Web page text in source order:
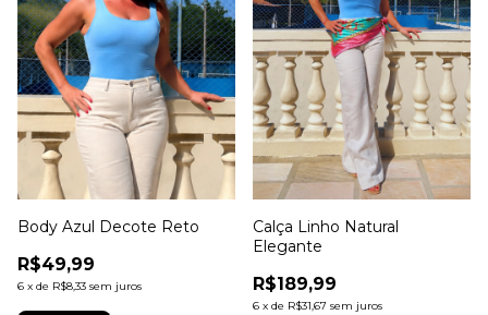
Body Azul Decote Reto
R$49,99
6 x de R$8,33 sem juros
Calça Linho Natural
Elegante
R$189,99
6 x de R$31,67 sem juros